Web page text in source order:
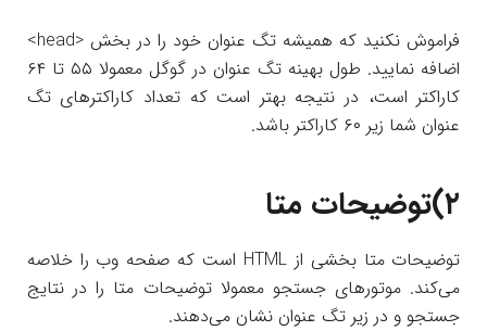
فراموش نکنید که همیشه تگ عنوان خود را در بخش <head>
اضافه نمایید. طول بهینه تگ عنوان در گوگل معمولا ۵۵ تا ۶۴
کاراکتر است، در نتیجه بهتر است که تعداد کاراکترهای تگ
عنوان شما زیر ۶۰ کاراکتر باشد.
۲) توضیحات متا
توضیحات متا بخشی از HTML است که صفحه وب را خلاصه
می‌کند. موتورهای جستجو معمولا توضیحات متا را در نتایج
جستجو و در زیر تگ عنوان نشان می‌دهند.